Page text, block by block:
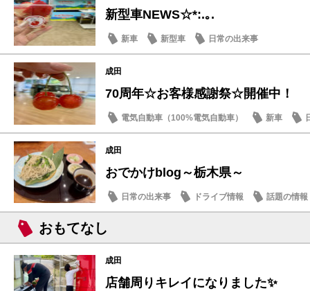
新型車NEWS☆*:.｡.
新車 新型車 日常の出来事
成田
70周年☆お客様感謝祭☆開催中！
電気自動車（100%電気自動車） 新車
成田
おでかけblog～栃木県～
日常の出来事 ドライブ情報 話題の情報
おもてなし
成田
店舗周りキレイになりました✨